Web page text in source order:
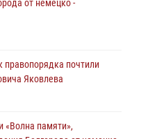
от немецко -
правопорядка почтили
Яковлева
«Волна памяти»,